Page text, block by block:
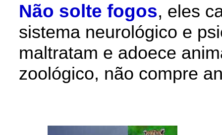
Não solte fogos, eles
sistema neurológico e
maltratam e adoece
zoológico, não compre